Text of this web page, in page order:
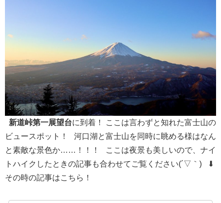
新道峠第一展望台に到着！ ここは言わずと知れた富士山の
ビュースポット！ 河口湖と富士山を同時に眺める様はなん
と素敵な景色か……！！！ ここは夜景も美しいので、ナイ
トハイクしたときの記事も合わせてご覧ください(´▽｀) ⬇︎
その時の記事はこちら！